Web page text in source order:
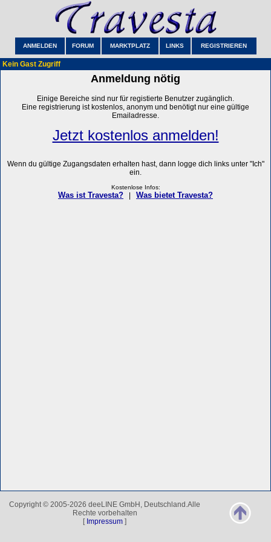
ANMELDEN FORUM MARKTPLATZ LINKS REGISTRIEREN
Kein Gast Zugriff
Anmeldung nötig
Einige Bereiche sind nur für registierte Benutzer zugänglich.
Eine registrierung ist kostenlos, anonym und benötigt nur eine gültige
Emailadresse.
Jetzt kostenlos anmelden!
Wenn du gültige Zugangsdaten erhalten hast, dann logge dich links unter "Ich"
ein.
Kostenlose Infos:
Was ist Travesta? Was bietet Travesta?
Copyright © 2005-2026 deeLINE GmbH, Deutschland.Alle
Rechte vorbehalten
[ Impressum ]